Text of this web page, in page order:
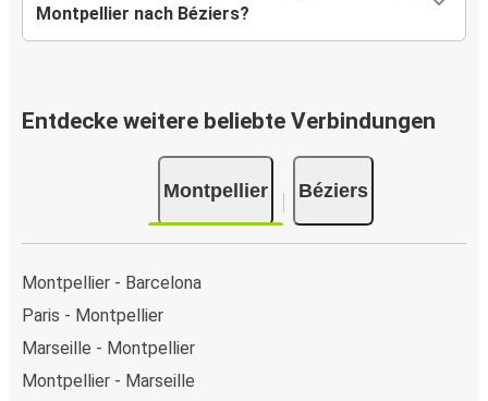
Montpellier nach Béziers?
Entdecke weitere beliebte Verbindungen
Montpellier Béziers
Montpellier - Barcelona
Paris - Montpellier
Marseille - Montpellier
Montpellier - Marseille